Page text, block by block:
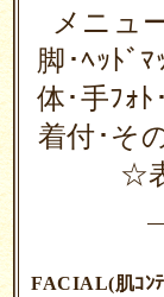
メニュ
脚･ﾍｯﾄﾞ
体･手ﾌｫﾄ
着付･そ
☆
FACIAL(肌ｺﾝ